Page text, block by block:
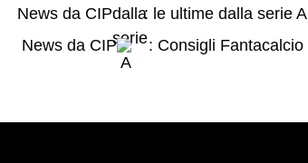
News da CIP
: le ultime dalla serie A
News da CIP
: Consigli Fantacalcio